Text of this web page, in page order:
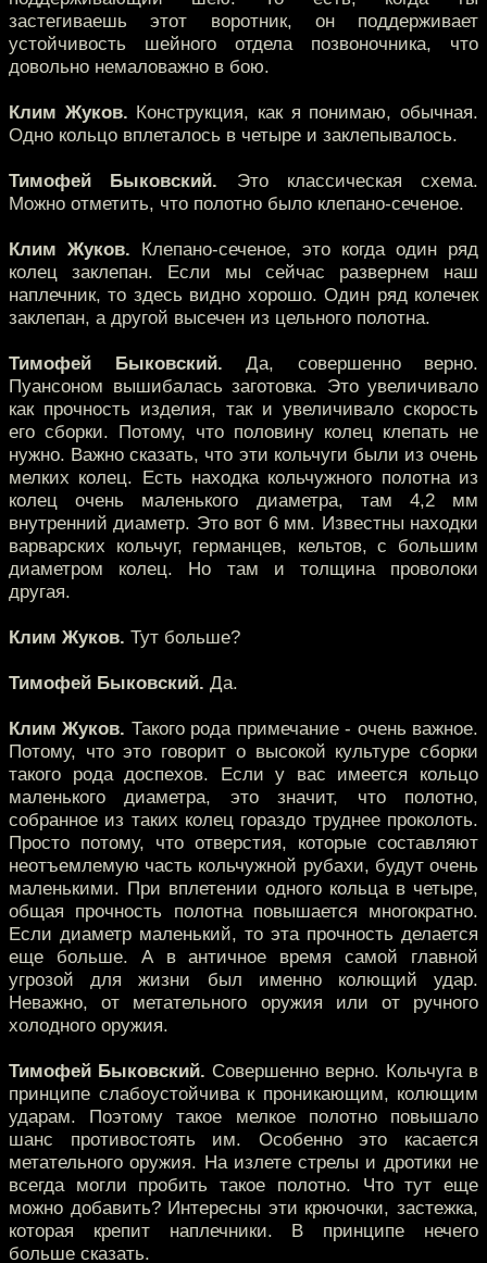
застегиваешь этот воротник, он поддерживает
устойчивость шейного отдела позвоночника, что
довольно немаловажно в бою.
Клим Жуков. Конструкция, как я понимаю, обычная.
Одно кольцо вплеталось в четыре и заклепывалось.
Тимофей Быковский. Это классическая схема.
Можно отметить, что полотно было клепано-сеченое.
Клим Жуков. Клепано-сеченое, это когда один ряд
колец заклепан. Если мы сейчас развернем наш
наплечник, то здесь видно хорошо. Один ряд колечек
заклепан, а другой высечен из цельного полотна.
Тимофей Быковский. Да, совершенно верно.
Пуансоном вышибалась заготовка. Это увеличивало
как прочность изделия, так и увеличивало скорость
его сборки. Потому, что половину колец клепать не
нужно. Важно сказать, что эти кольчуги были из очень
мелких колец. Есть находка кольчужного полотна из
колец очень маленького диаметра, там 4,2 мм
внутренний диаметр. Это вот 6 мм. Известны находки
варварских кольчуг, германцев, кельтов, с большим
диаметром колец. Но там и толщина проволоки
другая.
Клим Жуков. Тут больше?
Тимофей Быковский. Да.
Клим Жуков. Такого рода примечание - очень важное.
Потому, что это говорит о высокой культуре сборки
такого рода доспехов. Если у вас имеется кольцо
маленького диаметра, это значит, что полотно,
собранное из таких колец гораздо труднее проколоть.
Просто потому, что отверстия, которые составляют
неотъемлемую часть кольчужной рубахи, будут очень
маленькими. При вплетении одного кольца в четыре,
общая прочность полотна повышается многократно.
Если диаметр маленький, то эта прочность делается
еще больше. А в античное время самой главной
угрозой для жизни был именно колющий удар.
Неважно, от метательного оружия или от ручного
холодного оружия.
Тимофей Быковский. Совершенно верно. Кольчуга в
принципе слабоустойчива к проникающим, колющим
ударам. Поэтому такое мелкое полотно повышало
шанс противостоять им. Особенно это касается
метательного оружия. На излете стрелы и дротики не
всегда могли пробить такое полотно. Что тут еще
можно добавить? Интересны эти крючочки, застежка,
которая крепит наплечники. В принципе нечего
больше сказать.